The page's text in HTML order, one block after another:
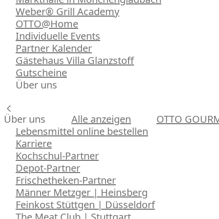
Weber® Grill Academy
OTTO@Home
Individuelle Events
Partner Kalender
Gästehaus Villa Glanzstoff
Gutscheine
Über uns
Über uns Alle anzeigen
OTTO
Lebensmittel online bestellen
Karriere
Kochschul-Partner
Depot-Partner
Frischetheken-Partner
Männer Metzger | Heinsberg
Feinkost Stüttgen | Düsseldorf